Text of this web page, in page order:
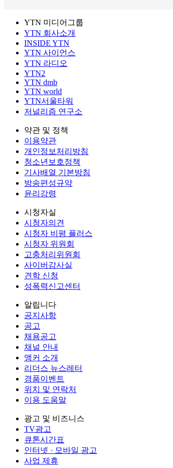
YTN 미디어그룹
YTN 회사소개
INSIDE YTN
YTN 사이언스
YTN 라디오
YTN2
YTN dmb
YTN world
YTN서울타워
저널리즘 연구소
약관 및 정책
이용약관
개인정보처리방침
청소년보호정책
기사배열 기본방침
방송편성규약
윤리강령
시청자실
시청자의견
시청자 비평 플러스
시청자 위원회
고충처리위원회
사이버감사실
견학 신청
성폭력신고센터
알립니다
공지사항
공고
채용공고
채널 안내
앵커 소개
리더스 뉴스레터
경품이벤트
위치 및 연락처
이용 도움말
광고 및 비즈니스
TV광고
큐톤시간표
인터넷 · 모바일 광고
사업 제휴